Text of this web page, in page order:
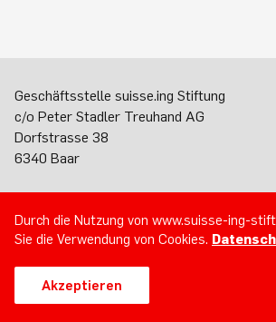
Geschäftsstelle suisse.ing Stiftung
c/o Peter Stadler Treuhand AG
Dorfstrasse 38
6340 Baar
E-Mail
Impressum
Datenschutz
Informationsblatt VAG 45
Durch die Nutzung von www.suisse-ing-
Sie die Verwendung von Cookies.
Akzeptieren